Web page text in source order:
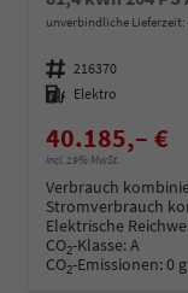
unverbindliche Lieferzeit:
Fahrzeugnummer 216370
Kraftstoff Elektro
40.185,– €
incl. 19% MwSt.
Verbrauch
Stromverbrauch
Elektrische
CO2-Klasse:A
CO2-Emissionen:0